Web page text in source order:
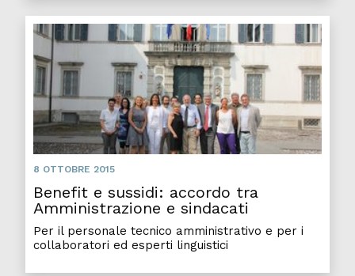
8 OTTOBRE 2015
Benefit e sussidi: accordo tra
Amministrazione e sindacati
Per il personale tecnico amministrativo e per i
collaboratori ed esperti linguistici